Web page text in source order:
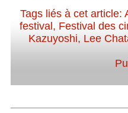
Tags liés à cet article:
festival , Festival des
Kazuyoshi, Lee